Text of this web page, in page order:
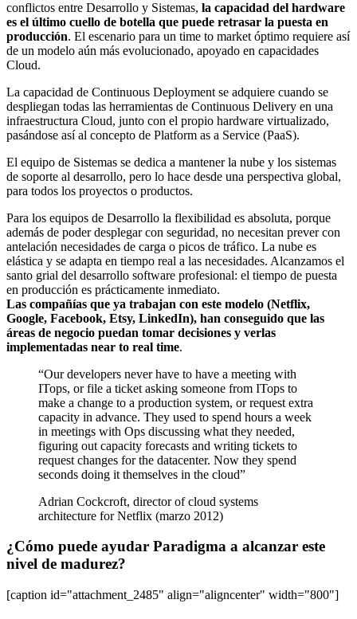
conflictos entre Desarrollo y Sistemas, la capacidad del hardware
es el último cuello de botella que puede retrasar la puesta en
producción. El escenario para un time to market óptimo requiere así
de un modelo aún más evolucionado, apoyado en capacidades
Cloud.
La capacidad de Continuous Deployment se adquiere cuando se
despliegan todas las herramientas de Continuous Delivery en una
infraestructura Cloud, junto con el propio hardware virtualizado,
pasándose así al concepto de Platform as a Service (PaaS).
El equipo de Sistemas se dedica a mantener la nube y los sistemas
de soporte al desarrollo, pero lo hace desde una perspectiva global,
para todos los proyectos o productos.
Para los equipos de Desarrollo la flexibilidad es absoluta, porque
además de poder desplegar con seguridad, no necesitan prever con
antelación necesidades de carga o picos de tráfico. La nube es
elástica y se adapta en tiempo real a las necesidades. Alcanzamos el
santo grial del desarrollo software profesional: el tiempo de puesta
en producción es prácticamente inmediato.
Las compañías que ya trabajan con este modelo (Netflix,
Google, Facebook, Etsy, LinkedIn), han conseguido que las
áreas de negocio puedan tomar decisiones y verlas
implementadas near to real time.
“Our developers never have to have a meeting with
ITops, or file a ticket asking someone from ITops to
make a change to a production system, or request extra
capacity in advance. They used to spend hours a week
in meetings with Ops discussing what they needed,
figuring out capacity forecasts and writing tickets to
request changes for the datacenter. Now they spend
seconds doing it themselves in the cloud”
Adrian Cockcroft, director of cloud systems
architecture for Netflix (marzo 2012)
¿Cómo puede ayudar Paradigma a alcanzar este
nivel de madurez?
[caption id="attachment_2485" align="aligncenter" width="800"]